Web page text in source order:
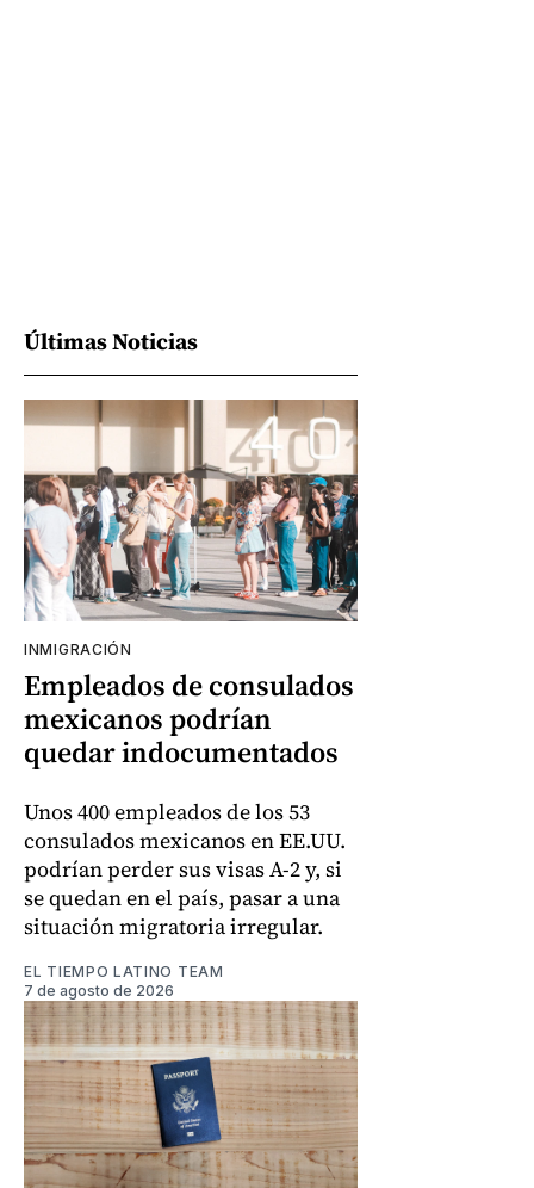
Últimas Noticias
INMIGRACIÓN
Empleados de consulados
mexicanos podrían
quedar indocumentados
Unos 400 empleados de los 53
consulados mexicanos en EE.UU.
podrían perder sus visas A-2 y, si
se quedan en el país, pasar a una
situación migratoria irregular.
EL TIEMPO LATINO TEAM
7 de agosto de 2026